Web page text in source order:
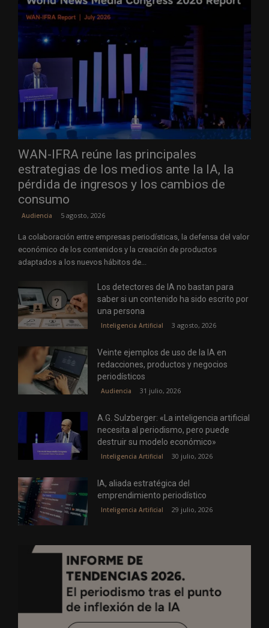
WAN-IFRA reúne las principales
estrategias de los medios ante la IA, la
pérdida de ingresos y los cambios de
consumo
Audiencia 5 agosto, 2026
La colaboración entre empresas periodísticas, la defensa del valor
económico de los contenidos y la creación de productos
adaptados a los nuevos hábitos de...
Los detectores de IA no bastan para
saber si un contenido ha sido escrito por
una persona
Inteligencia Artificial 3 agosto, 2026
Veinte ejemplos de uso de la IA en
redacciones, productos y negocios
periodísticos
Audiencia 31 julio, 2026
A.G. Sulzberger: «La inteligencia artificial
necesita al periodismo, pero puede
destruir su modelo económico»
Inteligencia Artificial 30 julio, 2026
IA, aliada estratégica del
emprendimiento periodístico
Inteligencia Artificial 29 julio, 2026